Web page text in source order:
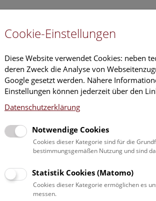
Forschung
Kindergarten- und Schulprogrammen
Cookie-Einstellungen
Diese Website verwendet Cookies: neben
deren Zweck die Analyse von
Google gesetzt werden. Nähere
Einstellungen können jederzeit über den
Datenschutzerklärung
Notwendige Cookies
Cookies dieser Kategorie sind für die
bestimmungsgemäßen Nutzung und sind
Statistik Cookies (Matomo)
Cookies dieser Kategorie ermöglichen es
messen.